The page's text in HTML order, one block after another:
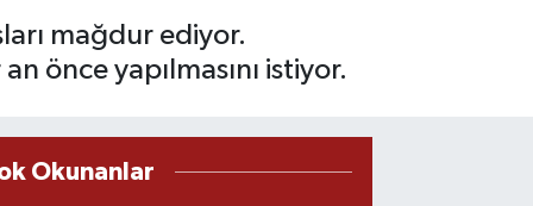
mağdur ediyor.
önce yapılmasını istiyor.
Okunanlar